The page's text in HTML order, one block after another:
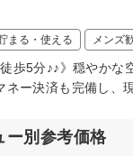
まる・使える メンズ
徒歩5分♪♪》穏やか
ネー決済も完備し、
ー別参考価格